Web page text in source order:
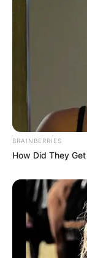
BRAINBERRIES
How Did They